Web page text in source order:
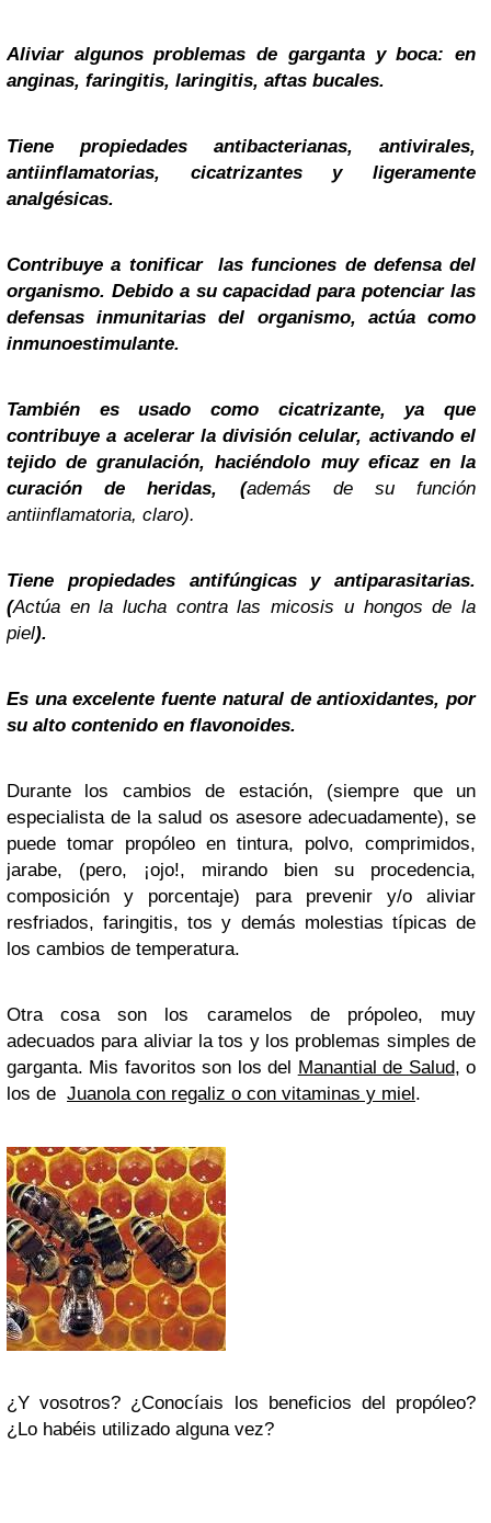
Aliviar algunos problemas de garganta y boca: en
anginas, faringitis, laringitis, aftas bucales.
Tiene propiedades antibacterianas, antivirales,
antiinflamatorias, cicatrizantes y ligeramente
analgésicas.
Contribuye a tonificar las funciones de defensa del
organismo. Debido a su capacidad para potenciar las
defensas inmunitarias del organismo, actúa como
inmunoestimulante.
También es usado como cicatrizante, ya que
contribuye a acelerar la división celular, activando el
tejido de granulación, haciéndolo muy eficaz en la
curación de heridas, (además de su función
antiinflamatoria, claro).
Tiene propiedades antifúngicas y antiparasitarias.
(Actúa en la lucha contra las micosis u hongos de la
piel).
Es una excelente fuente natural de antioxidantes, por
su alto contenido en flavonoides.
Durante los cambios de estación, (siempre que un
especialista de la salud os asesore adecuadamente), se
puede tomar propóleo en tintura, polvo, comprimidos,
jarabe, (pero, ¡ojo!, mirando bien su procedencia,
composición y porcentaje) para prevenir y/o aliviar
resfriados, faringitis, tos y demás molestias típicas de
los cambios de temperatura.
Otra cosa son los caramelos de própoleo, muy
adecuados para aliviar la tos y los problemas simples de
garganta. Mis favoritos son los del Manantial de Salud, o
los de Juanola con regaliz o con vitaminas y miel.
¿Y vosotros? ¿Conocíais los beneficios del propóleo?
¿Lo habéis utilizado alguna vez?